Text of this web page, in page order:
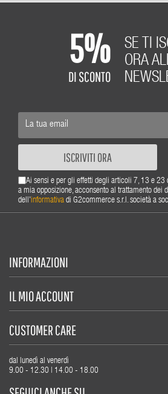
5%
DI SCONTO
SE TI
ORA
ISCRIVITI ORA
Ai sensi e per gli effetti degli articoli 7, 13 e
a mia opposizione, acconsento al trattamento dei
dell'informativa di G2commerce s.r.l. società a
INFORMAZIONI
IL MIO ACCOUNT
CUSTOMER CARE
dal lunedì al venerdì
9.00 - 12.30 | 14.00 - 18.00